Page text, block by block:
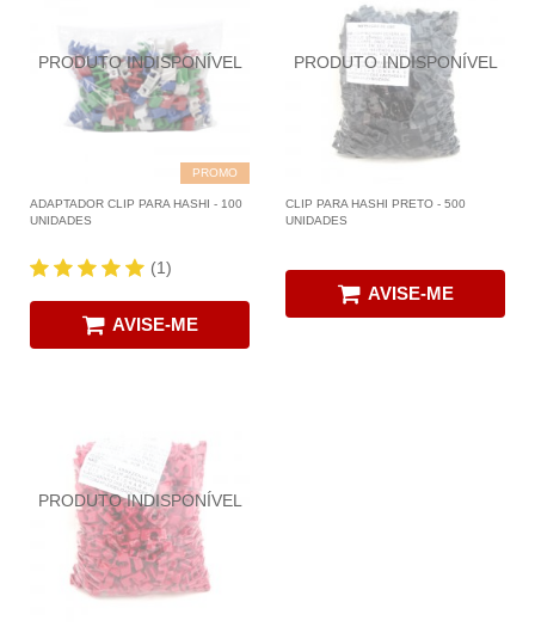
PROMO
ADAPTADOR CLIP PARA HASHI - 100
UNIDADES
(1)
AVISE-ME
CLIP PARA HASHI PRETO - 500
UNIDADES
AVISE-ME